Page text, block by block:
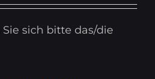
sich bitte das/die